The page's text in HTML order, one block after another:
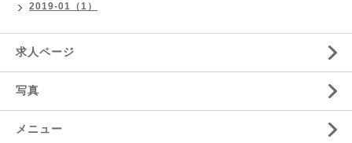
2019-01（1）
求人ページ
写真
メニュー